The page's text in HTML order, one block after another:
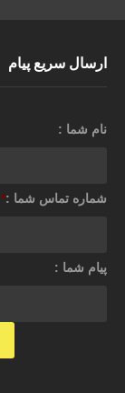
ارسال سریع پیام
نام شما :
شماره تماس شما :*
پیام شما :